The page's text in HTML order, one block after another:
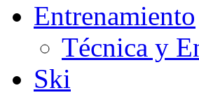
Entrenamiento
Técnica y
Ski